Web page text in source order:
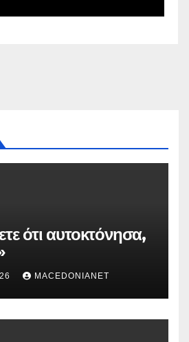
ότι αυτοκτόνησα,
MACEDONIANET